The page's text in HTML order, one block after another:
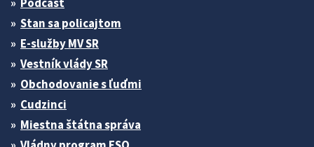
Stan sa policajtom
E-služby MV SR
Vestník vlády SR
Obchodovanie s ľuďmi
Cudzinci
Miestna štátna správa